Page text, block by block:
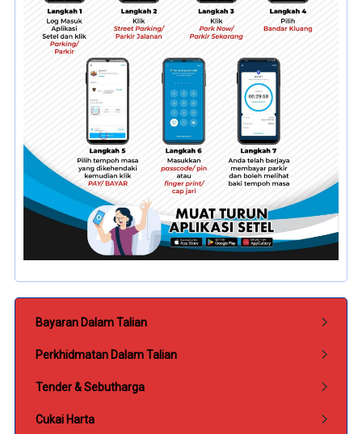
Bayaran Dalam Talian
Perkhidmatan Dalam Talian
Tender & Sebutharga
Cukai Harta